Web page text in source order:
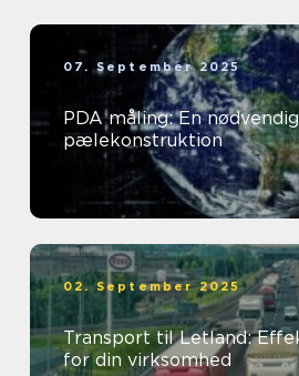
07. September 2025
PDA måling: En
pælekonstruktion
02. September 2025
Transport til Letland:
for din virksomhed